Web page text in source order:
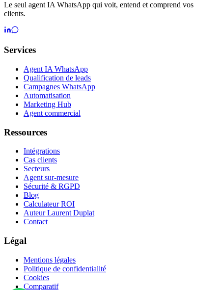
Le seul agent IA WhatsApp qui voit, entend et comprend vos
clients.
Services
Agent IA WhatsApp
Qualification de leads
Campagnes WhatsApp
Automatisation
Marketing Hub
Agent commercial
Ressources
Intégrations
Cas clients
Secteurs
Agent sur-mesure
Sécurité & RGPD
Blog
Calculateur ROI
Auteur Laurent Duplat
Contact
Légal
Mentions légales
Politique de confidentialité
Cookies
Comparatif